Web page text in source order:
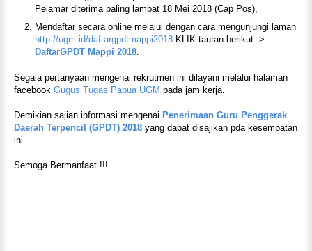
Pelamar diterima paling lambat 18 Mei 2018 (Cap Pos),
Mendaftar secara online melalui dengan cara mengunjungi laman
http://ugm.id/daftargpdtmappi2018 KLIK tautan berikut >
DaftarGPDT Mappi 2018.
Segala pertanyaan mengenai rekrutmen ini dilayani melalui halaman
facebook Gugus Tugas Papua UGM pada jam kerja.
Demikian sajian informasi mengenai Penerimaan Guru Penggerak
Daerah Terpencil (GPDT) 2018 yang dapat disajikan pda kesempatan
ini.
Semoga Bermanfaat !!!